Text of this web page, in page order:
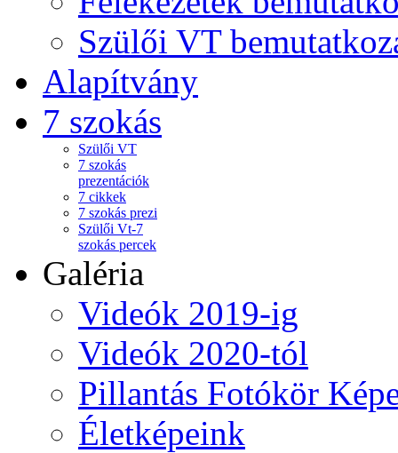
Szülői VT
Alapítvány
7 szokás
Szülői VT
7 szokás
prezentációk
7 cikkek
7 szokás prezi
Szülői Vt-7
szokás percek
Galéria
Videók 2019-ig
Videók 2020-tól
Pillantás Fotókör
Életképeink